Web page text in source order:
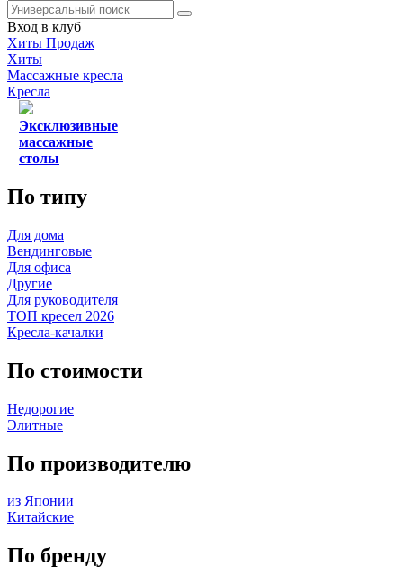
Вход в клуб
Хиты Продаж
Хиты
Массажные кресла
Кресла
Эксклюзивные
массажные
столы
По типу
Для дома
Вендинговые
Для офиса
Другие
Для руководителя
ТОП кресел 2026
Кресла-качалки
По стоимости
Недорогие
Элитные
По производителю
из Японии
Китайские
По бренду